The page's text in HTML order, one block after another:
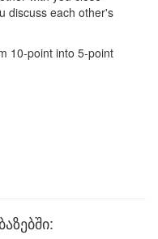
discuss each other's
10-point into 5-point